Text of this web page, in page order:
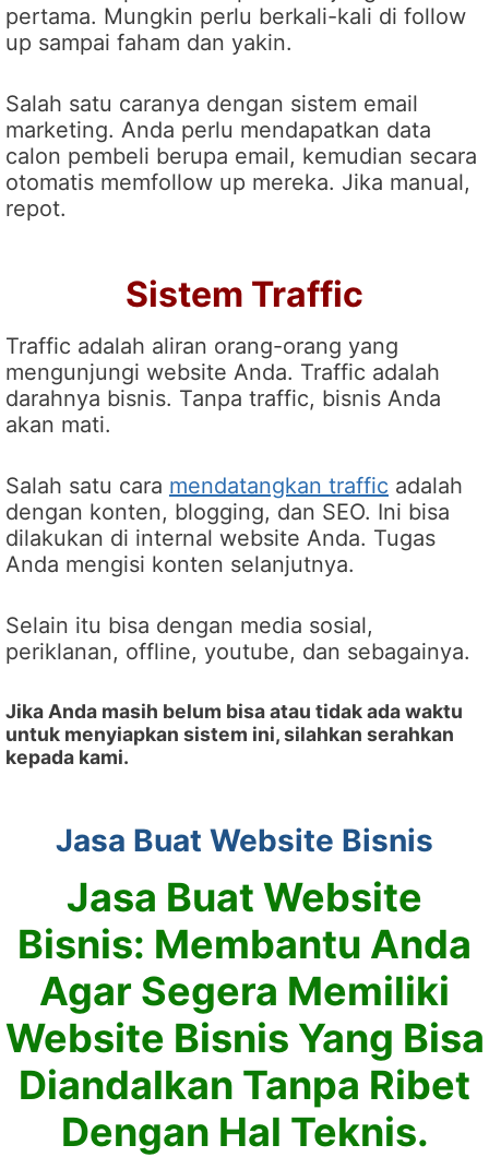
pertama. Mungkin perlu berkali-kali di follow
up sampai faham dan yakin.
Salah satu caranya dengan sistem email
marketing. Anda perlu mendapatkan data
calon pembeli berupa email, kemudian secara
otomatis memfollow up mereka. Jika manual,
repot.
Sistem Traffic
Traffic adalah aliran orang-orang yang
mengunjungi website Anda. Traffic adalah
darahnya bisnis. Tanpa traffic, bisnis Anda
akan mati.
Salah satu cara mendatangkan traffic adalah
dengan konten, blogging, dan SEO. Ini bisa
dilakukan di internal website Anda. Tugas
Anda mengisi konten selanjutnya.
Selain itu bisa dengan media sosial,
periklanan, offline, youtube, dan sebagainya.
Jika Anda masih belum bisa atau tidak ada waktu
untuk menyiapkan sistem ini, silahkan serahkan
kepada kami.
Jasa Buat Website Bisnis
Jasa Buat Website
Bisnis: Membantu Anda
Agar Segera Memiliki
Website Bisnis Yang Bisa
Diandalkan Tanpa Ribet
Dengan Hal Teknis.